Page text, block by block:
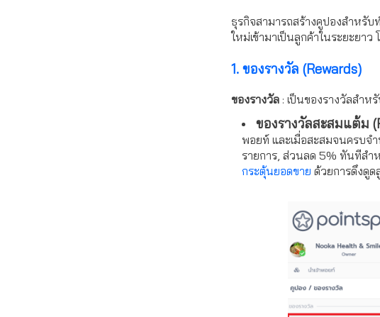
ธุรกิจสามารถสร้างคูปองสำหรับ
ใหม่เข้ามาเป็นลูกค้าในระยะยาว
1. ของรางวัล (Rewards)
ของรางวัล: เป็นของรางวัลสำห
ของรางวัลสะสมแต้ม
พอยท์ และเมื่อสะสมจนครบจำ
รายการ, ส่วนลด 5% ทันทีสำ
กระตุ้นยอดขาย ด้วยการดึงดู